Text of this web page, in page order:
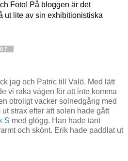
Foto! På bloggen är det
ut lite av sin exhibitionistiska
jag och Patric till Valö. Med lätt
vi raka vägen för att inte komma
otroligt vacker solnedgång med
strax efter att solen hade gått
S med glögg. Han hade tänt
och skönt. Erik hade paddlat ut